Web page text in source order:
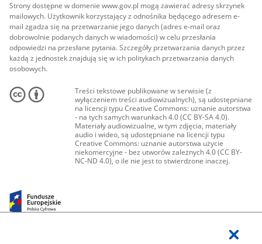
Strony dostępne w domenie www.gov.pl mogą zawierać adresy skrzynek
mailowych. Użytkownik korzystający z odnośnika będącego adresem e-
mail zgadza się na przetwarzanie jego danych (adres e-mail oraz
dobrowolnie podanych danych w wiadomości) w celu przesłania
odpowiedzi na przesłane pytania. Szczegóły przetwarzania danych przez
każdą z jednostek znajdują się w ich politykach przetwarzania danych
osobowych.
Treści tekstowe publikowane w serwisie (z
wyłączeniem treści audiowizualnych), są udostępniane
na licencji typu Creative Commons: uznanie autorstwa
- na tych samych warunkach 4.0 (CC BY-SA 4.0).
Materiały audiowizualne, w tym zdjęcia, materiały
audio i wideo, są udostępniane na licencji typu
Creative Commons: uznanie autorstwa użycie
niekomercyjne - bez utworów zależnych 4.0 (CC BY-
NC-ND 4.0), o ile nie jest to stwierdzone inaczej.